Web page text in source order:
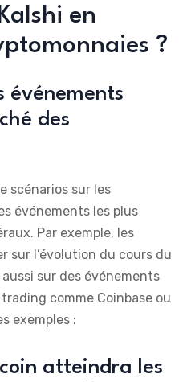
en
?
événements
des
scénarios sur les
événements les plus
Par exemple, les
sur l’évolution du cours du
sur des événements
comme Coinbase ou
exemples :
atteindra les